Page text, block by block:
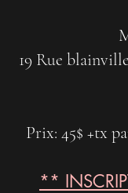
19 Rue
Prix: 45$ +tx
**